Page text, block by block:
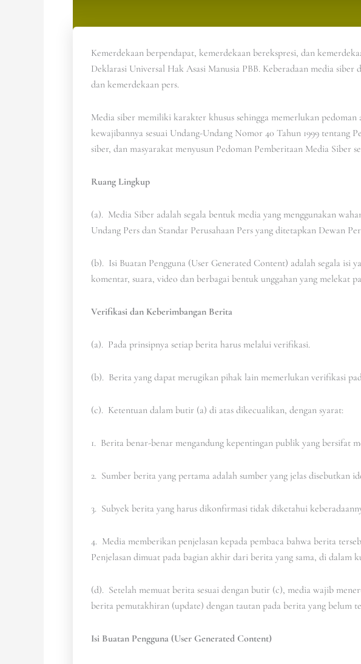
Kemerdekaan berpendapat, kemerdekaan berekspresi, dan
Deklarasi Universal Hak Asasi Manusia PBB. Keberadaan media
dan kemerdekaan pers.
Media siber memiliki karakter khusus sehingga memerlukan
kewajibannya sesuai Undang-Undang Nomor 40 Tahun 1999 tentang
siber, dan masyarakat menyusun Pedoman Pemberitaan Media Siber
Ruang Lingkup
(a). Media Siber adalah segala bentuk media yang menggunakan
Undang Pers dan Standar Perusahaan Pers yang ditetapkan Dewan
(b). Isi Buatan Pengguna (User Generated Content) adalah segala isi
komentar, suara, video dan berbagai bentuk unggahan yang melekat
Verifikasi dan Keberimbangan Berita
(a). Pada prinsipnya setiap berita harus melalui verifikasi.
(b). Berita yang dapat merugikan pihak lain memerlukan verifikasi
(c). Ketentuan dalam butir (a) di atas dikecualikan, dengan syarat:
1. Berita benar-benar mengandung kepentingan publik yang bersifat
2. Sumber berita yang pertama adalah sumber yang jelas disebutkan
3. Subyek berita yang harus dikonfirmasi tidak diketahui
4. Media memberikan penjelasan kepada pembaca bahwa berita
Penjelasan dimuat pada bagian akhir dari berita yang sama, di dalam
(d). Setelah memuat berita sesuai dengan butir (c), media wajib
berita pemutakhiran (update) dengan tautan pada berita yang belum
Isi Buatan Pengguna (User Generated Content)